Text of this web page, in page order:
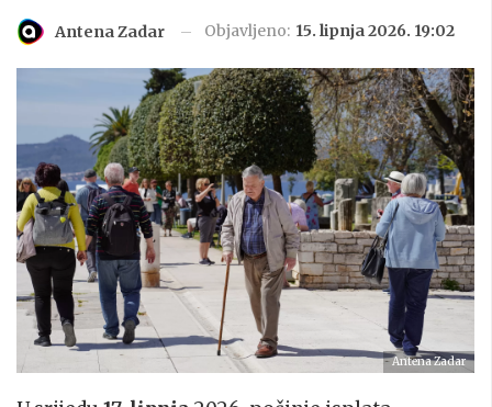
Antena Zadar Objavljeno: 15. lipnja 2026. 19:02
Antena Zadar